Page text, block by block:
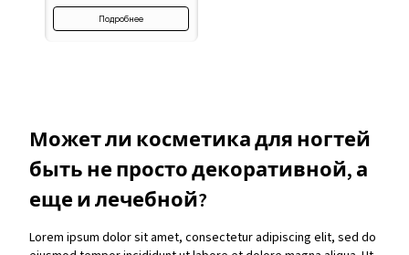
Подробнее
Может ли косметика для ногтей
быть не просто декоративной, а
еще и лечебной?
Lorem ipsum dolor sit amet, consectetur adipiscing elit, sed do